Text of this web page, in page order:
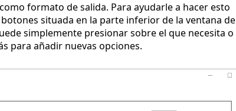
como formato de salida. Para ayudarle a hacer esto
situada en la parte inferior de la ventana de
simplemente presionar sobre el que necesita o
para añadir nuevas opciones.